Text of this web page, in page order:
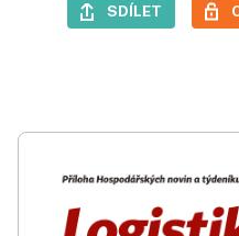
SDÍLET